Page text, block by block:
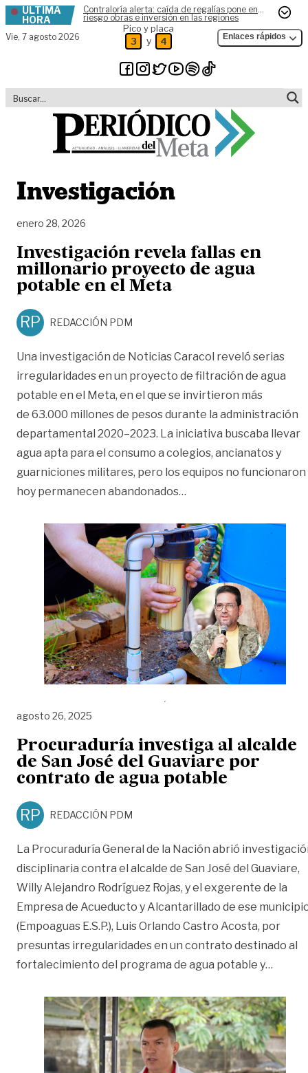
Skip to content
ÚLTIMA
HORA
Contraloría alerta: caída de regalías pone en
riesgo obras e inversión en las regiones
Vie, 7 agosto 2026
Pico y placa
3 y 4 Enlaces rápidos
Investigación
enero 28, 2026
Investigación revela fallas en
millonario proyecto de agua
potable en el Meta
RP REDACCIÓN PDM
Una investigación de Noticias Caracol reveló serias
irregularidades en un proyecto de filtración de agua
potable en el Meta, en el que se invirtieron más
de 63.000 millones de pesos durante la administración
departamental 2020–2023. La iniciativa buscaba llevar
agua apta para el consumo a colegios, ancianatos y
guarniciones militares, pero los equipos no funcionaron
hoy permanecen abandonados…
agosto 26, 2025
Procuraduría investiga al alcalde
de San José del Guaviare por
contrato de agua potable
RP REDACCIÓN PDM
La Procuraduría General de la Nación abrió
disciplinaria contra el alcalde de San José del Guaviare,
Willy Alejandro Rodríguez Rojas, y el exgerente de la
Empresa de Acueducto y Alcantarillado de ese
(Empoaguas E.S.P.), Luis Orlando Castro Acosta, por
presuntas irregularidades en un contrato destinado al
fortalecimiento del programa de agua potable y…